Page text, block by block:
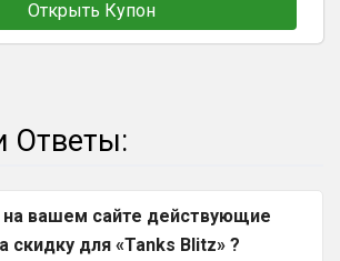
Открыть Купон
Ответы:
на вашем сайте действующие
скидку для «Tanks Blitz» ?